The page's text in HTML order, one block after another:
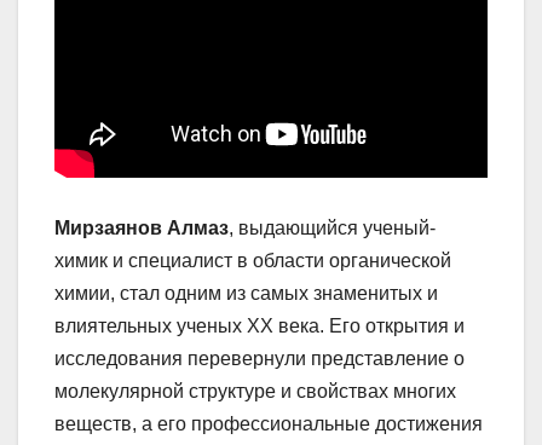
Мирзаянов Алмаз, выдающийся ученый-
химик и специалист в области органической
химии, стал одним из самых знаменитых и
влиятельных ученых ХХ века. Его открытия и
исследования перевернули представление о
молекулярной структуре и свойствах многих
веществ, а его профессиональные достижения